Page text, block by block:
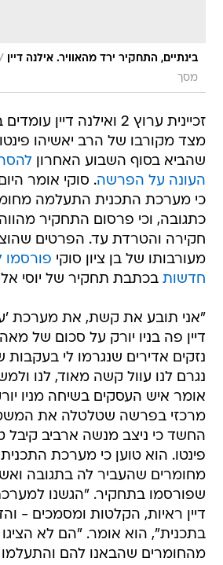
בינתיים, התחקיר ירד מהאוויר. אילנה דיין
מסך
זכיינית ערוץ 2 ואילנה
מצד מקורבו של הרב יאשיהו פינטו,
שהביא בסוף השבוע האחרון
העונה על הפרשה. סוקי אומר
כי מערכת התכנית התעלמה
כתגובה, וכי פרסום התחקיר
חקירה והטרדת עד. הפרטים
מעורבותו של בן ציון סוקי פורסמו
חדשות בכתבת תחקיר של יוסי
"אני תובע את קשת, את מערכת
דיין פה בניו יורק על סכום של מאה
נזקים אדירים שנגרמו לי בעקבות
נגרם לנו עוול קשה מאוד, לנו
אומר איש העסקים בשיחה מניו
מרכזי בפרשה שטלטלה את
החשד כי ניצב מנשה ארביב קיבל
פינטו. הוא טוען כי מערכת
מחומרים שהעביר לה בתגובה
שפורסמו בתחקיר. "הגשנו
דיין ראיות, הקלטות ומסמכים -
בתכנית", הוא אומר. "הם לא
מהחומרים שהבאנו להם והתעלמו